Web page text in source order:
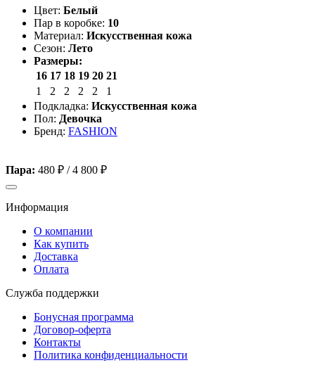
Цвет: Белый
Пар в коробке: 10
Материал: Искусственная кожа
Сезон: Лето
Размеры:
16 17 18 19 20 21
1
2 2 2 2
1
Подкладка: Искусственная кожа
Пол: Девочка
Бренд: FASHION
Пара: 480 ₽ /4 800 ₽
Информация
О компании
Как купить
Доставка
Оплата
Служба поддержки
Бонусная программа
Договор-оферта
Контакты
Политика конфиденциальности